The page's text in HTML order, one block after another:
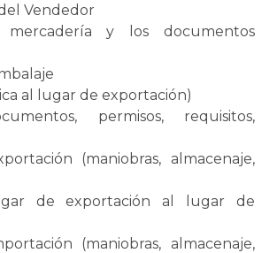
Vendedor
y los documentos
al lugar de exportación)
permisos, requisitos,
(maniobras, almacenaje,
de exportación al lugar de
(maniobras, almacenaje,